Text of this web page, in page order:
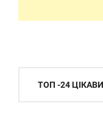
Навігація
ТОП -24